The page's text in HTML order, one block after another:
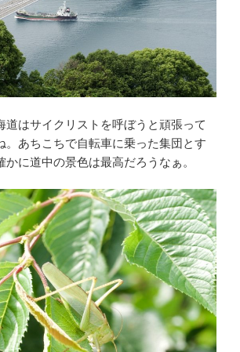
道はサイクリストを呼ぼうと頑張って
。あちこちで自転車に乗った集団とす
かに道中の景色は最高だろうなぁ。